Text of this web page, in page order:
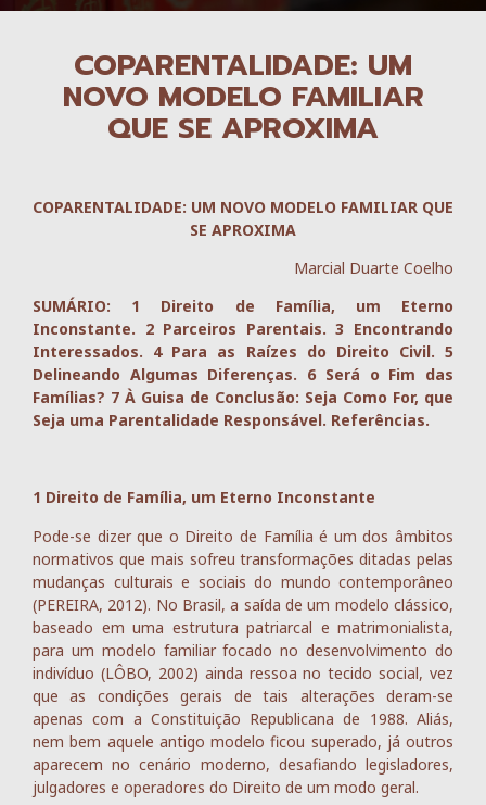
COPARENTALIDADE: UM
NOVO MODELO FAMILIAR
QUE SE APROXIMA
COPARENTALIDADE: UM NOVO MODELO FAMILIAR QUE
SE APROXIMA
Marcial Duarte Coelho
SUMÁRIO: 1 Direito de Família, um Eterno
Inconstante. 2 Parceiros Parentais. 3 Encontrando
Interessados. 4 Para as Raízes do Direito Civil. 5
Delineando Algumas Diferenças. 6 Será o Fim das
Famílias? 7 À Guisa de Conclusão: Seja Como For, que
Seja uma Parentalidade Responsável. Referências.
1 Direito de Família, um Eterno Inconstante
Pode-se dizer que o Direito de Família é um dos âmbitos
normativos que mais sofreu transformações ditadas pelas
mudanças culturais e sociais do mundo contemporâneo
(PEREIRA, 2012). No Brasil, a saída de um modelo clássico,
baseado em uma estrutura patriarcal e matrimonialista,
para um modelo familiar focado no desenvolvimento do
indivíduo (LÔBO, 2002) ainda ressoa no tecido social, vez
que as condições gerais de tais alterações deram-se
apenas com a Constituição Republicana de 1988. Aliás,
nem bem aquele antigo modelo ficou superado, já outros
aparecem no cenário moderno, desafiando legisladores,
julgadores e operadores do Direito de um modo geral.